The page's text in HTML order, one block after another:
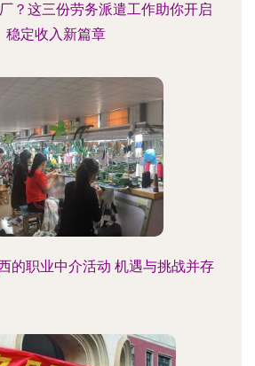
？这三份劳务派遣工作助你开启
稳定收入新篇章
的职业中介活动 机遇与挑战并存